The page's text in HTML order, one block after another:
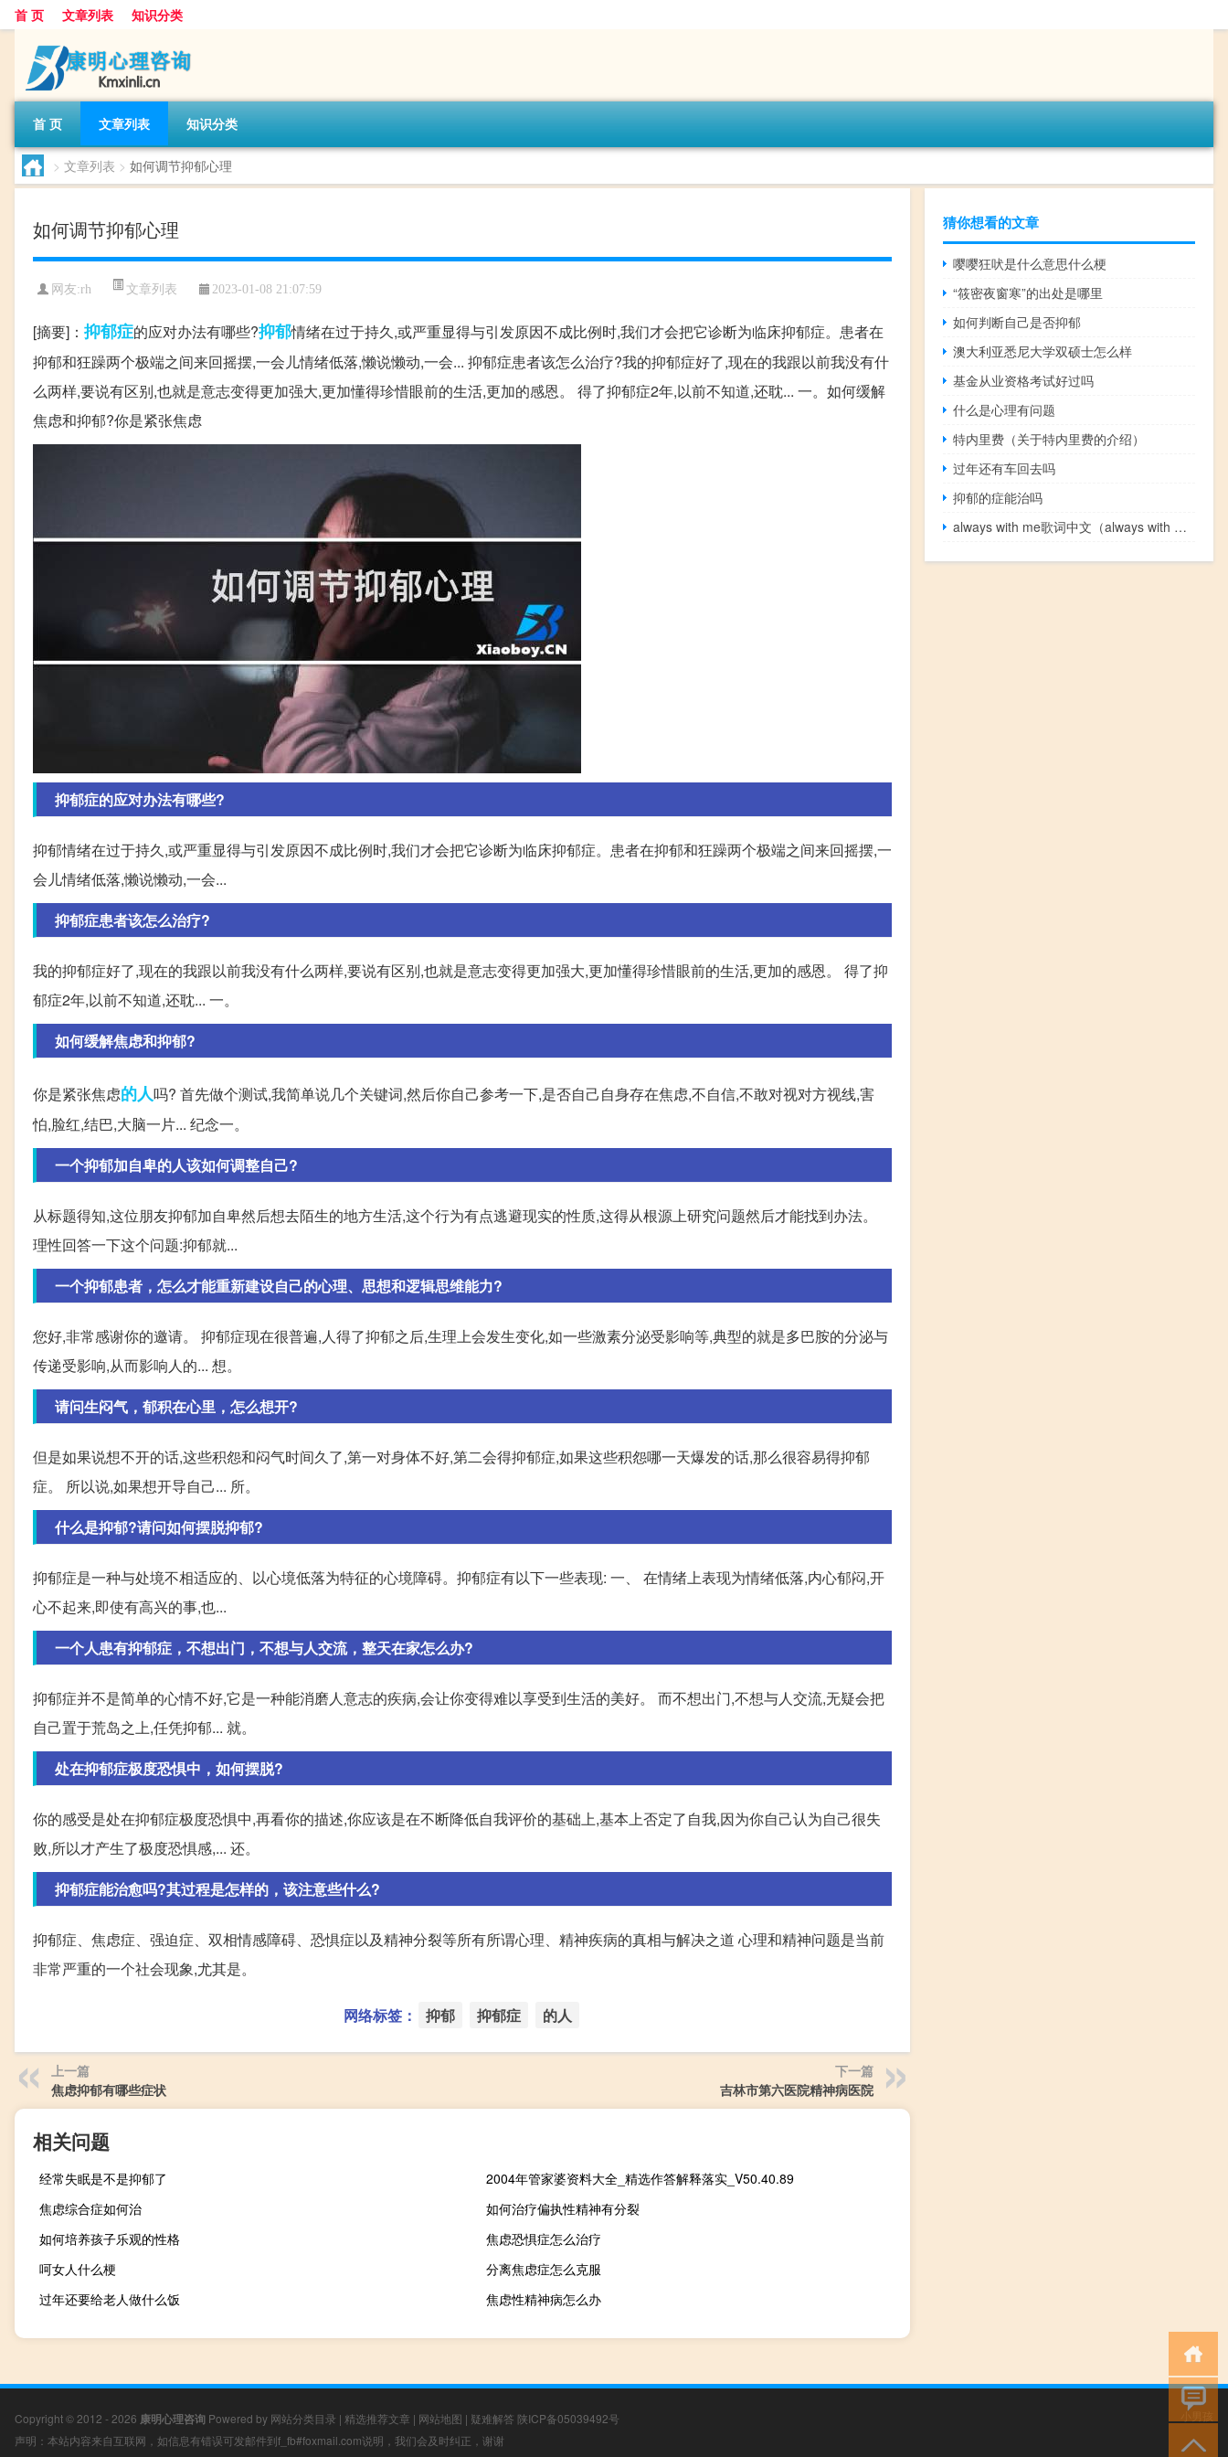
首 页 文章列表 知识分类
首 页 文章列表 知识分类
> 文章列表 > 如何调节抑郁心理
如何调节抑郁心理
网友:rh 文章列表 2023-01-08 21:07:59
[摘要]： 抑郁症的应对办法有哪些?抑郁情绪在过于持久,或严重显得与引发原因不成比例时,我们才会把它诊断为临床抑郁症。患者在
抑郁和狂躁两个极端之间来回摇摆,一会儿情绪低落,懒说懒动,一会... 抑郁症患者该怎么治疗?我的抑郁症好了,现在的我跟以前我没有什
么两样,要说有区别,也就是意志变得更加强大,更加懂得珍惜眼前的生活,更加的感恩。 得了抑郁症2年,以前不知道,还耽... 一。如何缓解
焦虑和抑郁?你是紧张焦虑
抑郁症的应对办法有哪些?
抑郁情绪在过于持久,或严重显得与引发原因不成比例时,我们才会把它诊断为临床抑郁症。患者在抑郁和狂躁两个极端之间来回摇摆,一
会儿情绪低落,懒说懒动,一会...
抑郁症患者该怎么治疗?
我的抑郁症好了,现在的我跟以前我没有什么两样,要说有区别,也就是意志变得更加强大,更加懂得珍惜眼前的生活,更加的感恩。 得了抑
郁症2年,以前不知道,还耽... 一。
如何缓解焦虑和抑郁?
你是紧张焦虑的人吗? 首先做个测试,我简单说几个关键词,然后你自己参考一下,是否自己自身存在焦虑,不自信,不敢对视对方视线,害
怕,脸红,结巴,大脑一片... 纪念一。
一个抑郁加自卑的人该如何调整自己?
从标题得知,这位朋友抑郁加自卑然后想去陌生的地方生活,这个行为有点逃避现实的性质,这得从根源上研究问题然后才能找到办法。
理性回答一下这个问题:抑郁就...
一个抑郁患者，怎么才能重新建设自己的心理、思想和逻辑思维能力?
您好,非常感谢你的邀请。 抑郁症现在很普遍,人得了抑郁之后,生理上会发生变化,如一些激素分泌受影响等,典型的就是多巴胺的分泌与
传递受影响,从而影响人的... 想。
请问生闷气，郁积在心里，怎么想开?
但是如果说想不开的话,这些积怨和闷气时间久了,第一对身体不好,第二会得抑郁症,如果这些积怨哪一天爆发的话,那么很容易得抑郁
症。 所以说,如果想开导自己... 所。
什么是抑郁?请问如何摆脱抑郁?
抑郁症是一种与处境不相适应的、以心境低落为特征的心境障碍。抑郁症有以下一些表现: 一、 在情绪上表现为情绪低落,内心郁闷,开
心不起来,即使有高兴的事,也...
一个人患有抑郁症，不想出门，不想与人交流，整天在家怎么办?
抑郁症并不是简单的心情不好,它是一种能消磨人意志的疾病,会让你变得难以享受到生活的美好。 而不想出门,不想与人交流,无疑会把
自己置于荒岛之上,任凭抑郁... 就。
处在抑郁症极度恐惧中，如何摆脱?
你的感受是处在抑郁症极度恐惧中,再看你的描述,你应该是在不断降低自我评价的基础上,基本上否定了自我,因为你自己认为自己很失
败,所以才产生了极度恐惧感,... 还。
抑郁症能治愈吗?其过程是怎样的，该注意些什么?
抑郁症、焦虑症、强迫症、双相情感障碍、恐惧症以及精神分裂等所有所谓心理、精神疾病的真相与解决之道 心理和精神问题是当前
非常严重的一个社会现象,尤其是。
网络标签： 抑郁 抑郁症 的人
上一篇
焦虑抑郁有哪些症状
下一篇
吉林市第六医院精神病医院
相关问题
经常失眠是不是抑郁了
2004年管家婆资料大全_精选作答解释落实_V50.40.89
焦虑综合症如何治
如何治疗偏执性精神有分裂
如何培养孩子乐观的性格
焦虑恐惧症怎么治疗
呵女人什么梗
分离焦虑症怎么克服
过年还要给老人做什么饭
焦虑性精神病怎么办
猜你想看的文章
嘤嘤狂吠是什么意思什么梗
“筱密夜窗寒”的出处是哪里
如何判断自己是否抑郁
澳大利亚悉尼大学双硕士怎么样
基金从业资格考试好过吗
什么是心理有问题
特内里费（关于特内里费的介绍）
过年还有车回去吗
抑郁的症能治吗
always with me歌词中文（always with me歌词）
Copyright © 2012 - 2026 康明心理咨询 Powered by 网站分类目录 | 精选推荐文章 | 网站地图 | 疑难解答 陕ICP备05039492号
声明：本站内容来自互联网，如信息有错误可发邮件到f_fb#foxmail.com说明，我们会及时纠正，谢谢
小男孩